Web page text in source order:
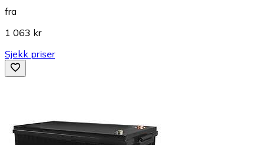
fra
1 063 kr
Sjekk priser